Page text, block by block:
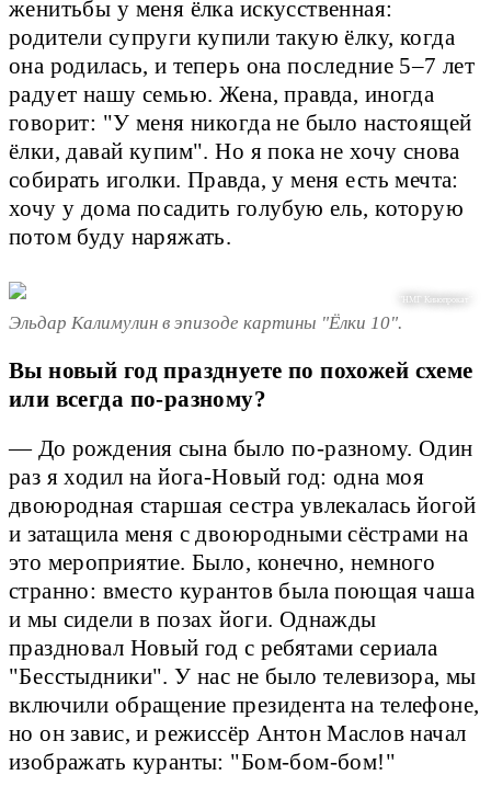
женитьбы у меня ёлка искусственная:
родители супруги купили такую ёлку, когда
она родилась, и теперь она последние 5–7 лет
радует нашу семью. Жена, правда, иногда
говорит: "У меня никогда не было настоящей
ёлки, давай купим". Но я пока не хочу снова
собирать иголки. Правда, у меня есть мечта:
хочу у дома посадить голубую ель, которую
потом буду наряжать.
"НМГ Кинопрокат"
Эльдар Калимулин в эпизоде картины "Ёлки 10".
Вы новый год празднуете по похожей схеме
или всегда по-разному?
— До рождения сына было по-разному. Один
раз я ходил на йога-Новый год: одна моя
двоюродная старшая сестра увлекалась йогой
и затащила меня с двоюродными сёстрами на
это мероприятие. Было, конечно, немного
странно: вместо курантов была поющая чаша
и мы сидели в позах йоги. Однажды
праздновал Новый год с ребятами сериала
"Бесстыдники". У нас не было телевизора, мы
включили обращение президента на телефоне,
но он завис, и режиссёр Антон Маслов начал
изображать куранты: "Бом-бом-бом!"